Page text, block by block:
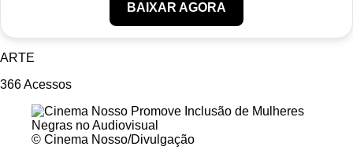
BAIXAR AGORA
ARTE
366Acessos
© Cinema Nosso/Divulgação